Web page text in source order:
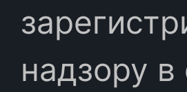
надзору